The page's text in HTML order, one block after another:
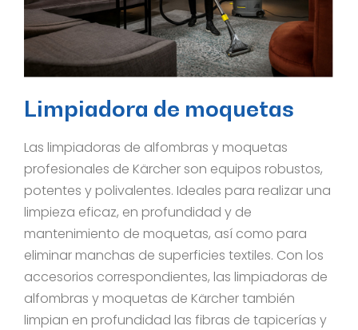
Limpiadora de moquetas
Las limpiadoras de alfombras y moquetas
profesionales de Kärcher son equipos robustos,
potentes y polivalentes. Ideales para realizar una
limpieza eficaz, en profundidad y de
mantenimiento de moquetas, así como para
eliminar manchas de superficies textiles. Con los
accesorios correspondientes, las limpiadoras de
alfombras y moquetas de Kärcher también
limpian en profundidad las fibras de tapicerías y